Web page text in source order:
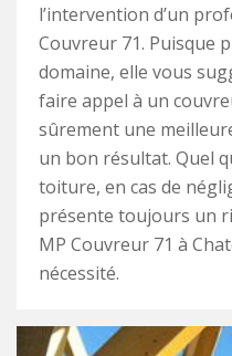
l’intervention d’un
Couvreur 71. Puisque
domaine, elle vous
faire appel à un
sûrement une
un bon résultat. Quel
toiture, en cas de
présente toujours un
MP Couvreur 71 à
nécessité.